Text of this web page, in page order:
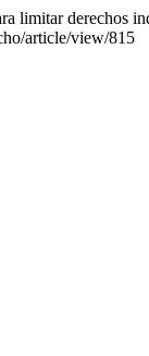
limitar derechos
article/view/815